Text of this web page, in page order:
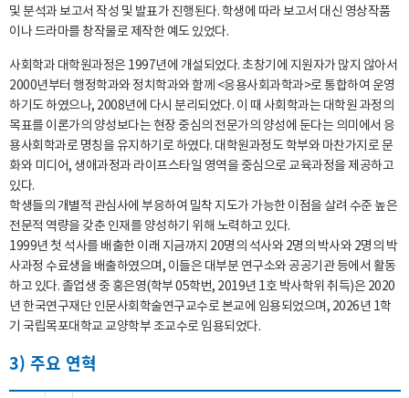
및 분석과 보고서 작성 및 발표가 진행된다. 학생에 따라 보고서 대신 영상작품
이나 드라마를 창작물로 제작한 예도 있었다.
사회학과 대학원과정은 1997년에 개설되었다. 초창기에 지원자가 많지 않아서
2000년부터 행정학과와 정치학과와 함께 <응용사회과학과>로 통합하여 운영
하기도 하였으나, 2008년에 다시 분리되었다. 이 때 사회학과는 대학원 과정의
목표를 이론가의 양성보다는 현장 중심의 전문가의 양성에 둔다는 의미에서 응
용사회학과로 명칭을 유지하기로 하였다. 대학원과정도 학부와 마찬가지로 문
화와 미디어, 생애과정과 라이프스타일 영역을 중심으로 교육과정을 제공하고
있다.
학생들의 개별적 관심사에 부응하여 밀착 지도가 가능한 이점을 살려 수준 높은
전문적 역량을 갖춘 인재를 양성하기 위해 노력하고 있다.
1999년 첫 석사를 배출한 이래 지금까지 20명의 석사와 2명의 박사와 2명의 박
사과정 수료생을 배출하였으며, 이들은 대부분 연구소와 공공기관 등에서 활동
하고 있다. 졸업생 중 홍은영(학부 05학번, 2019년 1호 박사학위 취득)은 2020
년 한국연구재단 인문사회학술연구교수로 본교에 임용되었으며, 2026년 1학
기 국립목포대학교 교양학부 조교수로 임용되었다.
3) 주요 연혁